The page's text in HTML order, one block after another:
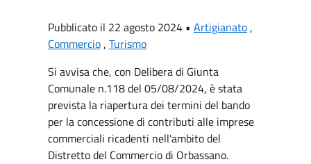
Pubblicato il 22 agosto 2024 • Artigianato,
Commercio, Turismo
Si avvisa che, con Delibera di Giunta
Comunale n.118 del 05/08/2024, è stata
prevista la riapertura dei termini del bando
per la concessione di contributi alle imprese
commerciali ricadenti nell'ambito del
Distretto del Commercio di Orbassano.